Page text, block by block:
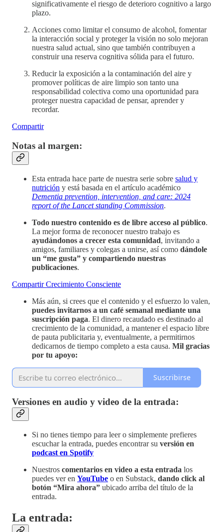
significativamente el riesgo de deterioro cognitivo a largo
plazo.
Acciones como limitar el consumo de alcohol, fomentar
la interacción social y proteger la visión no solo mejoran
nuestra salud actual, sino que también contribuyen a
construir una reserva cognitiva sólida para el futuro.
Reducir la exposición a la contaminación del aire y
promover políticas de aire limpio son tanto una
responsabilidad colectiva como una oportunidad para
proteger nuestra capacidad de pensar, aprender y
recordar.
Compartir
Notas al margen:
Esta entrada hace parte de nuestra serie sobre salud y
nutrición y está basada en el artículo académico
Dementia prevention, intervention, and care: 2024
report of the Lancet standing Commission.
Todo nuestro contenido es de libre acceso al público.
La mejor forma de reconocer nuestro trabajo es
ayudándonos a crecer esta comunidad, invitando a
amigos, familiares y colegas a unirse, así como dándole
un “me gusta” y compartiendo nuestras
publicaciones.
Compartir Crecimiento Consciente
Más aún, si crees que el contenido y el esfuerzo lo valen,
puedes invitarnos a un café semanal mediante una
suscripción paga. El dinero recaudado es destinado al
crecimiento de la comunidad, a mantener el espacio libre
de pauta publicitaria y, eventualmente, a permitirnos
dedicarnos de tiempo completo a esta causa. Mil gracias
por tu apoyo:
Suscribirse
Versiones en audio y video de la entrada:
Si no tienes tiempo para leer o simplemente prefieres
escuchar la entrada, puedes encontrar su versión en
podcast en Spotify
Nuestros comentarios en video a esta entrada los
puedes ver en YouTube o en Substack, dando click al
botón “Mira ahora” ubicado arriba del título de la
entrada.
La entrada: